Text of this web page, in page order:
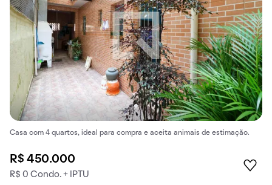
Casa com 4 quartos, ideal para compra e aceita animais de estimação.
R$ 450.000
R$ 0 Condo. + IPTU